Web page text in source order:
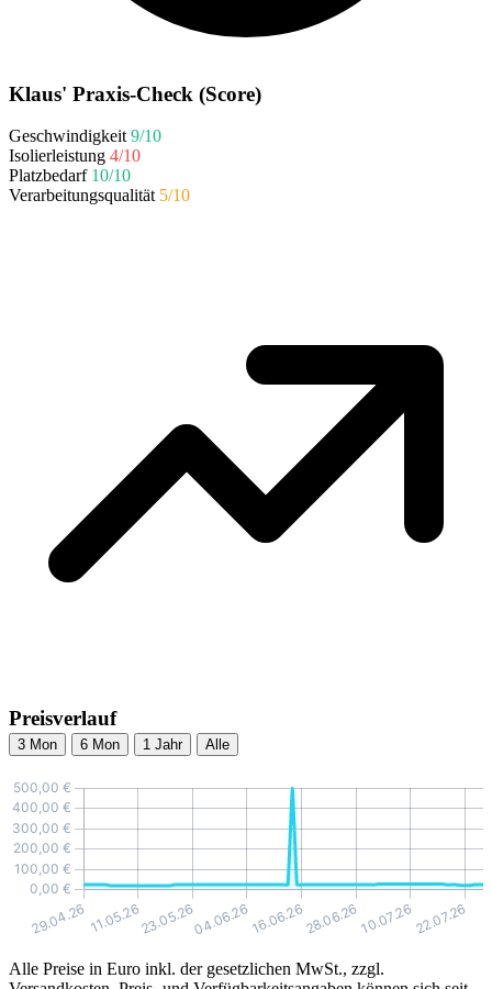
Klaus' Praxis-Check (Score)
Geschwindigkeit 9/10
Isolierleistung 4/10
Platzbedarf 10/10
Verarbeitungsqualität 5/10
Preisverlauf
3 Mon 6 Mon 1 Jahr Alle
Alle Preise in Euro inkl. der gesetzlichen MwSt., zzgl.